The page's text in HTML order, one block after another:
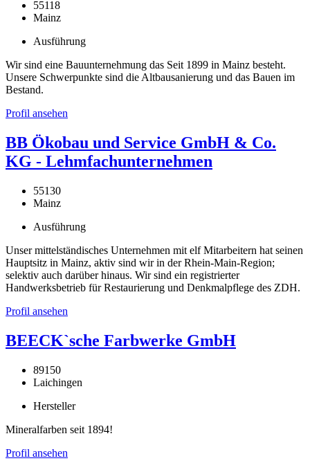
55118
Mainz
Ausführung
Wir sind eine Bauunternehmung das Seit 1899 in Mainz besteht.
Unsere Schwerpunkte sind die Altbausanierung und das Bauen im
Bestand.
Profil ansehen
BB Ökobau und Service GmbH & Co.
KG - Lehmfachunternehmen
55130
Mainz
Ausführung
Unser mittelständisches Unternehmen mit elf Mitarbeitern hat seinen
Hauptsitz in Mainz, aktiv sind wir in der Rhein-Main-Region;
selektiv auch darüber hinaus. Wir sind ein registrierter
Handwerksbetrieb für Restaurierung und Denkmalpflege des ZDH.
Profil ansehen
BEECK`sche Farbwerke GmbH
89150
Laichingen
Hersteller
Mineralfarben seit 1894!
Profil ansehen